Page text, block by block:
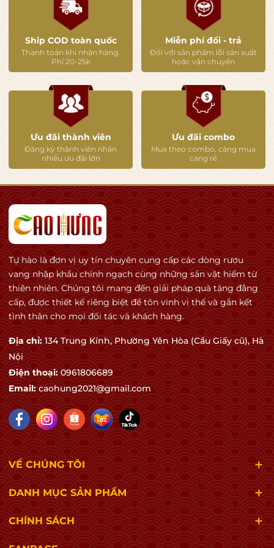
❄️ Cách phục vụ
Ngon nhất:
6–8°C
ướp đá khoảng 20–30 phút trước khi uống.
🍽️ Kết hợp món ăn
Đây là chai cực hợp với:
Salad
Gà luộc
Ship COD toàn quốc
Thanh toán khi nhận hàng.
Phí 20-25k
Miễn phí đổi - trả
Đối với sản phẩm lỗi sản xuất
hoặc vận chuyển
Ưu đãi thành viên
Đăng ký thành viên nhận
nhiều ưu đãi lớn
Ưu đãi combo
Mua theo combo, càng mua
càng rẻ
Tự hào là đơn vị uy tín chuyên cung cấp các dòng rượu
vang nhập khẩu chính ngạch cùng những sản vật hiếm từ
thiên nhiên. Chúng tôi mang đến giải pháp quà tặng đẳng
cấp, được thiết kế riêng biệt để tôn vinh vị thế và gắn kết
tình thân cho mọi đối tác và khách hàng.
Địa chỉ: 134 Trung Kính, Phường Yên Hòa (Cầu Giấy cũ), Hà
Nội
Điện thoại: 0961806689
Email: caohung2021@gmail.com
VỀ CHÚNG TÔI
DANH MỤC SẢN PHẨM
CHÍNH SÁCH